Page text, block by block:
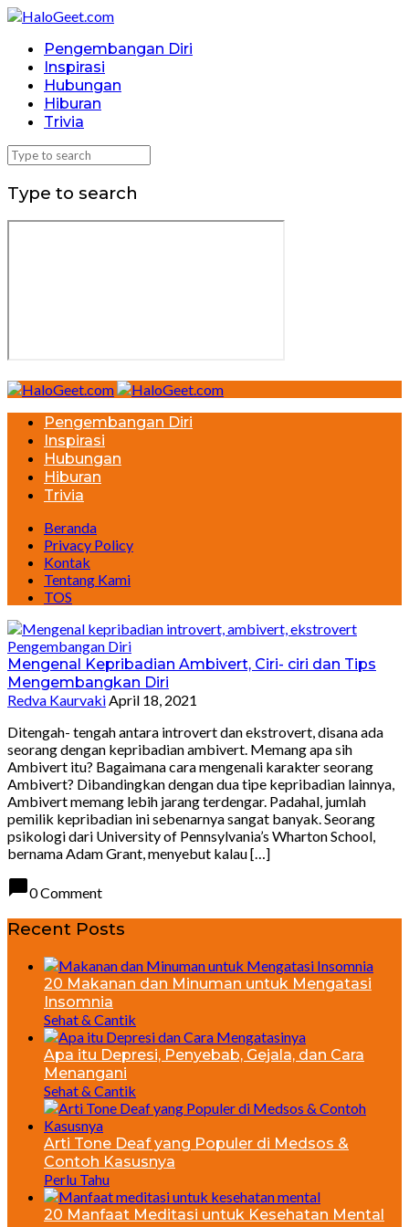
Pengembangan Diri
Inspirasi
Hubungan
Hiburan
Trivia
Type to search
Pengembangan Diri
Inspirasi
Hubungan
Hiburan
Trivia
Beranda
Privacy Policy
Kontak
Tentang Kami
TOS
Pengembangan Diri
Mengenal Kepribadian Ambivert, Ciri- ciri dan Tips
Mengembangkan Diri
Redva KaurvakiApril 18, 2021
Ditengah- tengah antara introvert dan ekstrovert, disana ada
seorang dengan kepribadian ambivert. Memang apa sih
Ambivert itu? Bagaimana cara mengenali karakter seorang
Ambivert? Dibandingkan dengan dua tipe kepribadian lainnya,
Ambivert memang lebih jarang terdengar. Padahal, jumlah
pemilik kepribadian ini sebenarnya sangat banyak. Seorang
psikologi dari University of Pennsylvania’s Wharton School,
bernama Adam Grant, menyebut kalau […]
chat_bubble0 Comment
Recent Posts
20 Makanan dan Minuman untuk Mengatasi
Insomnia
Sehat & Cantik
Apa itu Depresi, Penyebab, Gejala, dan Cara
Menangani
Sehat & Cantik
Arti Tone Deaf yang Populer di Medsos &
Contoh Kasusnya
Perlu Tahu
20 Manfaat Meditasi untuk Kesehatan Mental